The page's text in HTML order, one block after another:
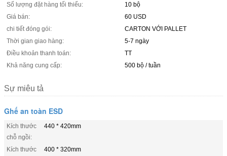
Số lượng đặt hàng tối thiểu:
10 bộ
Giá bán:
60 USD
chi tiết đóng gói:
CARTON VỚI PALLET
Thời gian giao hàng:
5-7 ngày
Điều khoản thanh toán:
TT
Khả năng cung cấp:
500 bộ / tuần
Sự miêu tả
Ghế an toàn ESD
Kích thước
chỗ ngồi:
440 * 420mm
Kích thước
400 * 320mm